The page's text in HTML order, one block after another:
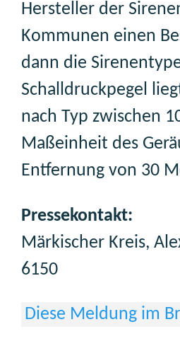
Hersteller der
Kommunen einen
dann die
Schalldruckpegel
nach Typ zwischen
Maßeinheit des
Entfernung von 30
Pressekontakt:
Märkischer Kreis,
6150
Diese Meldung im